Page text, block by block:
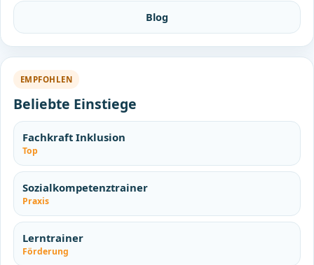
Blog
EMPFOHLEN
Beliebte Einstiege
Fachkraft Inklusion
Top
Sozialkompetenztrainer
Praxis
Lerntrainer
Förderung